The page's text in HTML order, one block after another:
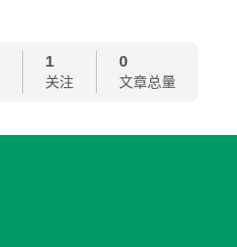
1
关注
0
文章总量